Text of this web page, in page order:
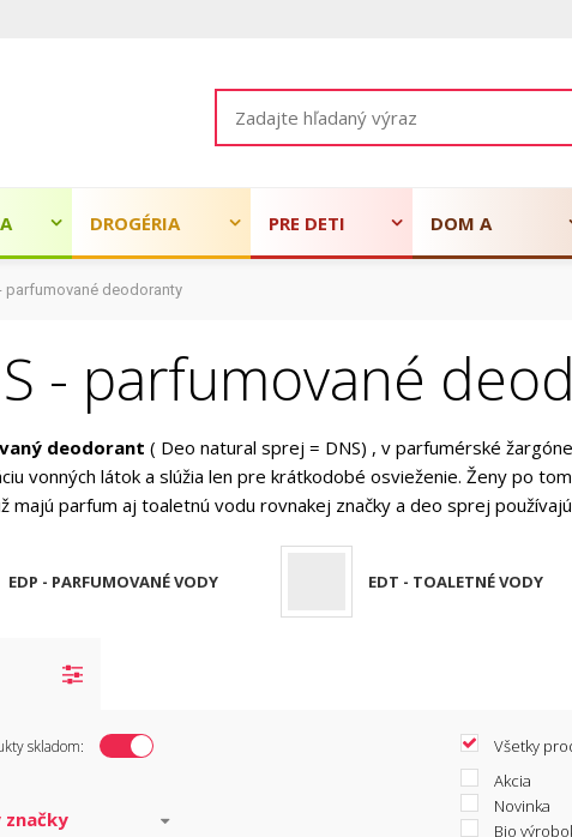
DROGÉRIA PRE DETI DOM A
parfumované deodoranty
- parfumované
deodorant ( Deo natural sprej = DNS) , v parfumérské
vonných látok a slúžia len pre krátkodobé osvieženie. Ženy po
majú parfum aj toaletnú vodu rovnakej značky a deo sprej
EDP - PARFUMOVANÉ VODY EDT - TOALETNÉ VODY
skladom:
Všetky
Akcia
Novinka
Bio